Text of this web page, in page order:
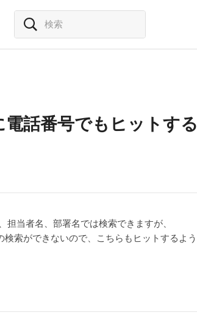
電話番号でもヒットす
当者名、部署名では検索できますが、
索ができないので、こちらもヒットするよう